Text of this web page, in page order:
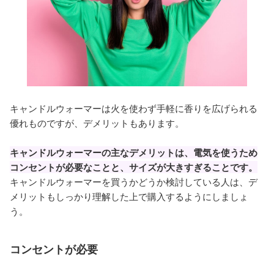
キャンドルウォーマーは火を使わず手軽に香りを広げられる
優れものですが、デメリットもあります。
キャンドルウォーマーの主なデメリットは、電気を使うため
コンセントが必要なことと、サイズが大きすぎることです。
キャンドルウォーマーを買うかどうか検討している人は、デ
メリットもしっかり理解した上で購入するようにしましょ
う。
コンセントが必要